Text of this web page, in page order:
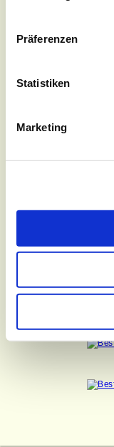
Präferenzen
Statistiken
Marketing